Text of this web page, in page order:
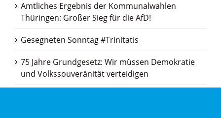
Amtliches Ergebnis der Kommunalwahlen
Thüringen: Großer Sieg für die AfD!
Gesegneten Sonntag #Trinitatis
75 Jahre Grundgesetz: Wir müssen Demokratie
und Volkssouveränität verteidigen